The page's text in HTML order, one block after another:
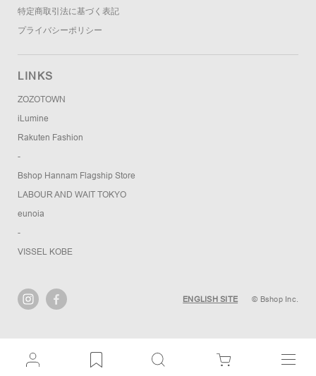
特定商取引法に基づく表記
プライバシーポリシー
LINKS
ZOZOTOWN
iLumine
Rakuten Fashion
-
Bshop Hannam Flagship Store
LABOUR AND WAIT TOKYO
eunoia
-
VISSEL KOBE
ENGLISH SITE © Bshop Inc.